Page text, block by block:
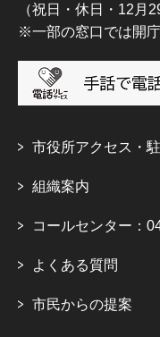
（祝日・休日・12月
※一部の窓口では開
市役所アクセス・
組織案内
コールセンター：
よくある質問
市民からの提案